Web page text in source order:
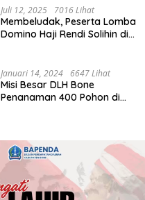
Juli 12, 2025 7016 Lihat
Membeludak, Peserta Lomba
Domino Haji Rendi Solihin di
Januari 14, 2024 6647 Lihat
Misi Besar DLH Bone
Penanaman 400 Pohon di